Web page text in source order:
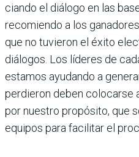
ciando el diálogo en las
recomiendo a los
que no tuvieron el éxito
diálogos. Los líderes de
estamos ayudando a
perdieron deben colocarse
por nuestro propósito, que
equipos para facilitar el